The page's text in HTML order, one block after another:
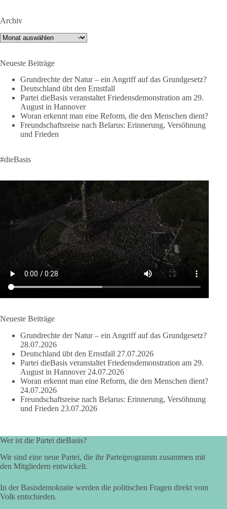
Tiktok:
X:https://x.com/DieBasisLSA
Youtube:https://www.youtube.com/dieBasisSachsenAnhalt
🟩🟩🟦🟦🟥🟥🟧🟧
Like, teile und kommentiere unsere Beiträge, damit noch mehr
Menschen mitbekommen, wofür wir stehen und warum es sich
lohnt, dieBasis zu wählen.
Mehr Infos: https://diebasis-st.de/wahlprogramm/
Auf Facebook ansehen
DieBasis
2 Tage(n) zuvor
🔎 Über 100-mal keine Antwort.
Anthony Fauci, Immunologe und Berater des ehemaligen US-
Präsidenten, hat bei einer Anhörung des US-Senats auf mehr
als 100 Fragen die Aussage verweigert. Die juristische
Bewertung werden Gerichte und Ermittlungen klären – auch
der Vorgang eines deutlich:
Die Corona-Zeit ist noch lange nicht aufgearbeitet.
Auch in Deutschland warten viele Menschen bis heute auf
Antworten:
❓ Wie wurden politische Entscheidungen getroffen?
❓ Welche Maßnahmen waren notwendig und welche nicht?
❓Und wer übernimmt die Verantwortung für die massiven
in unseren Rechtsstaat?
🟩🟩🟦🟦🟥🟥🟧🟧
Fragen zu vermeiden. Sie lebt davon, Fragen offen zu stellen
und transparent zu beantworten.
Archiv
Archiv
Neueste Beiträge
Grundrechte der Natur – ein Angriff auf das Grundgesetz?
Deutschland übt den Ernstfall
Partei dieBasis veranstaltet Friedensdemonstration am 29.
August in Hannover
Woran erkennt man eine Reform, die den Menschen dient?
Freundschaftsreise nach Belarus: Erinnerung, Versöhnung
und Frieden
#dieBasis
Neueste Beiträge
Grundrechte der Natur – ein Angriff auf das Grundgesetz?
28.07.2026
Deutschland übt den Ernstfall 27.07.2026
Partei dieBasis veranstaltet Friedensdemonstration am 29.
August in Hannover 24.07.2026
Woran erkennt man eine Reform, die den Menschen dient?
24.07.2026
Freundschaftsreise nach Belarus: Erinnerung, Versöhnung
und Frieden 23.07.2026
Wer ist die Partei dieBasis?
Wir sind eine neue Partei, die ihr Parteiprogramm zusammen mit
den Mitgliedern entwickelt.
In der Basisdemokratie werden die politischen Fragen direkt vom
Volk entschieden.